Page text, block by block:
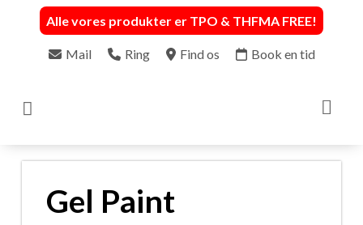
Alle vores produkter er TPO & THFMA FREE!
Mail Ring Find os Book en tid

Gel Paint